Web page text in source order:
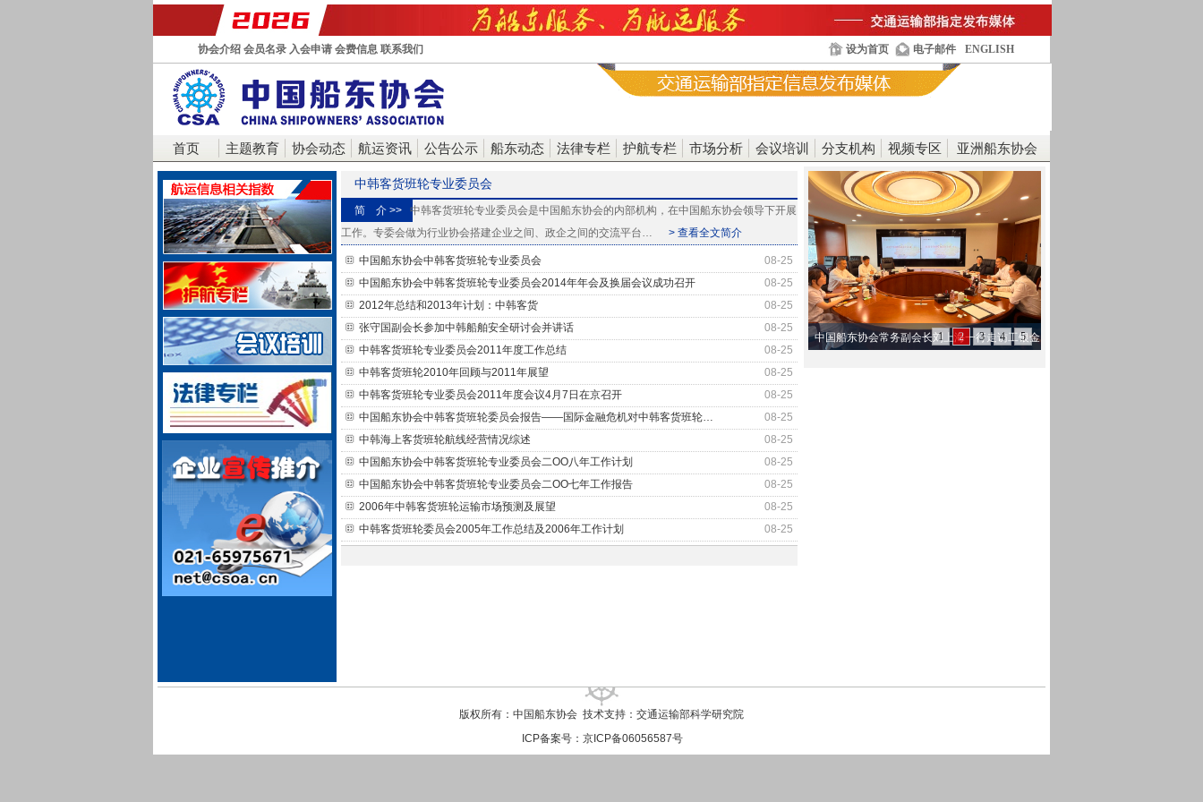
设为首页 电子邮件 ENGLISH
协会介绍 会员名录 入会申请 会费信息 联系我们
首页 主题教育 协会动态 航运资讯 公告公示 船东动态 法律专栏 护航专栏 市场分析 会议培训 分支机构 视频专区 亚洲船东协会
中韩客货班轮专业委员会
简 介 >>
中韩客货班轮专业委员会是中国船东协会的内部机构，在中国船东协会领导下开展
工作。专委会做为行业协会搭建企业之间、政企之间的交流平台…
> 查看全文简介
中国船东协会中韩客货班轮专业委员会
08-25
中国船东协会中韩客货班轮专业委员会2014年年会及换届会议成功召开
08-25
2012年总结和2013年计划：中韩客货
08-25
张守国副会长参加中韩船舶安全研讨会并讲话
08-25
中韩客货班轮专业委员会2011年度工作总结
08-25
中韩客货班轮2010年回顾与2011年展望
08-25
中韩客货班轮专业委员会2011年度会议4月7日在京召开
08-25
中国船东协会中韩客货班轮委员会报告——国际金融危机对中韩客货班轮…
08-25
中韩海上客货班轮航线经营情况综述
08-25
中国船东协会中韩客货班轮专业委员会二OO八年工作计划
08-25
中国船东协会中韩客货班轮专业委员会二OO七年工作报告
08-25
2006年中韩客货班轮运输市场预测及展望
08-25
中韩客货班轮委员会2005年工作总结及2006年工作计划
08-25
中国船东协会常务副会长刘上海一行走访工银金
1 2 3 4 5
版权所有：中国船东协会 技术支持：交通运输部科学研究院
ICP备案号：京ICP备06056587号